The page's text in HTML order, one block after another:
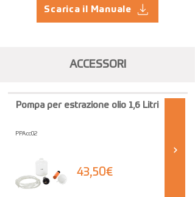
Scarica il Manuale
ACCESSORI
Pompa per estrazione olio 1,6 Litri
PPAcc02
43,50€